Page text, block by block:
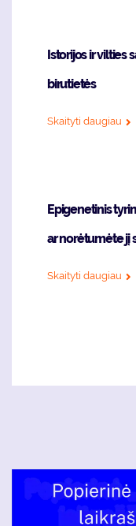
Istorijos ir vilties
birutietės
Skaityti daugiau
Epigenetinis
ar norėtumėte jį
Skaityti daugiau